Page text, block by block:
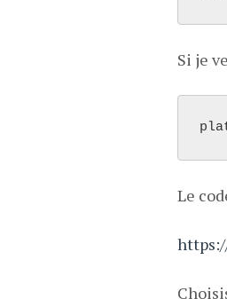
Si je
Le